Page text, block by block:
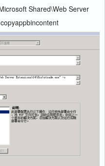
Shared\Web Server